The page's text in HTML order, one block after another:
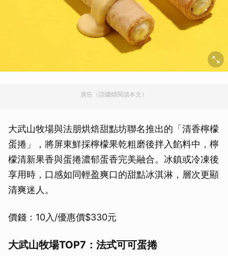
廣告（請繼續閱讀本文）
大武山牧場與法朋烘焙甜點坊聯名推出的「清香檸檬
蛋捲」，將屏東鮮採檸檬果乾粗磨後拌入餡料中，檸
檬清新果香與蛋捲濃郁蛋香完美融合。冰鎮或冷凍後
享用時，口感如同輕盈爽口的甜點冰淇淋，層次更顯
清爽迷人。
價錢：10入/優惠價$330元
大武山牧場TOP7：法式可可蛋捲